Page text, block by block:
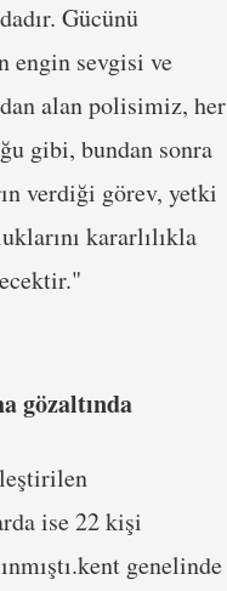
Gücünü
sevgisi ve
alan polisimiz, her
gibi, bundan sonra
verdiği görev, yetki
kararlılıkla
gözaltında
ise 22 kişi
genelinde